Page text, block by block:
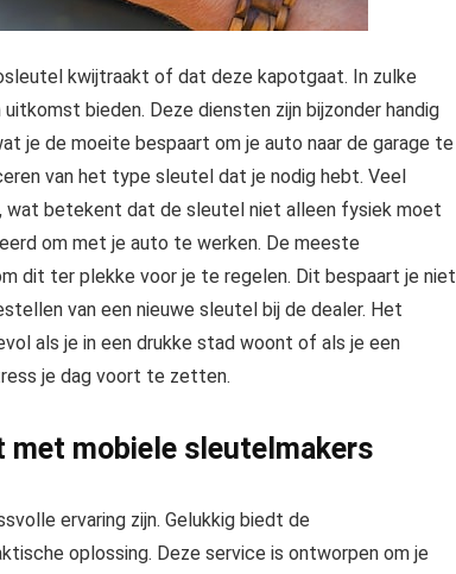
kwijtraakt of dat deze kapotgaat. In zulke
bieden. Deze diensten zijn bijzonder handig
je de moeite bespaart om je auto naar de garage te
van het type sleutel dat je nodig hebt. Veel
wat betekent dat de sleutel niet alleen fysiek moet
om met je auto te werken. De meeste
dit ter plekke voor je te regelen. Dit bespaart je niet
van een nieuwe sleutel bij de dealer. Het
als je in een drukke stad woont of als je een
je dag voort te zetten.
mobiele sleutelmakers
ervaring zijn. Gelukkig biedt de
oplossing. Deze service is ontworpen om je